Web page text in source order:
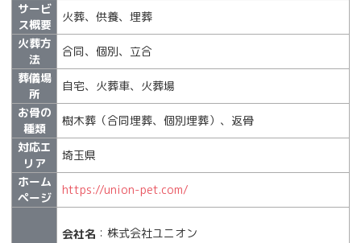
サービ
ス概要
火葬、供養、埋葬
火葬方
法
合同、個別、立合
葬儀場
所
自宅、火葬車、火葬場
お骨の
種類
樹木葬（合同埋葬、個別埋葬）、返骨
対応エ
リア
埼玉県
ホーム
ページ
https://union-pet.com/
会社名 ：株式会社ユニオン